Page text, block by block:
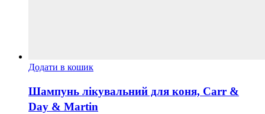
Додати в кошик
Шампунь лікувальний для коня, Carr &
Day & Martin